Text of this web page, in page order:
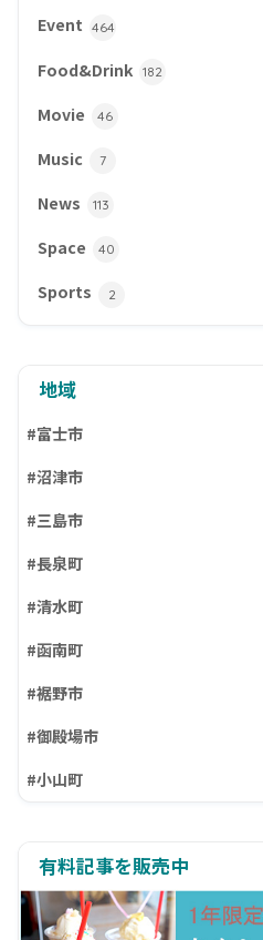
Event 464
Food&Drink 182
Movie 46
Music 7
News 113
Space 40
Sports 2
地域
#富士市
#沼津市
#三島市
#長泉町
#清水町
#函南町
#裾野市
#御殿場市
#小山町
有料記事を販売中